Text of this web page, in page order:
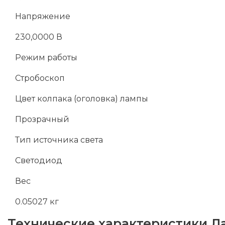
Напряжение
230,0000 В
Режим работы
Стробоскоп
Цвет колпака (оголовка) лампы
Прозрачный
Тип источника света
Светодиод
Вес
0.05027 кг